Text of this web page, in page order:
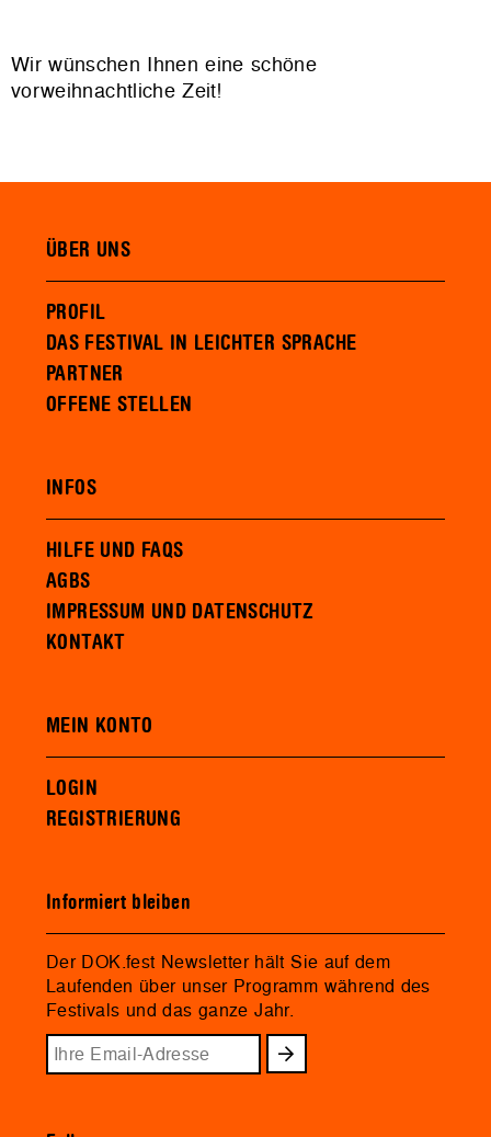
Wir wünschen Ihnen eine schöne
vorweihnachtliche Zeit!
ÜBER UNS
PROFIL
DAS FESTIVAL IN LEICHTER SPRACHE
PARTNER
OFFENE STELLEN
INFOS
HILFE UND FAQS
AGBS
IMPRESSUM UND DATENSCHUTZ
KONTAKT
MEIN KONTO
LOGIN
REGISTRIERUNG
Informiert bleiben
Der DOK.fest Newsletter hält Sie auf dem
Laufenden über unser Programm während des
Festivals und das ganze Jahr.